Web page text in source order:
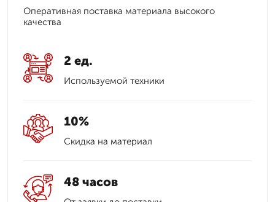
Оперативная поставка материала высокого
качества
2 ед.
Используемой техники
10%
Скидка на материал
48 часов